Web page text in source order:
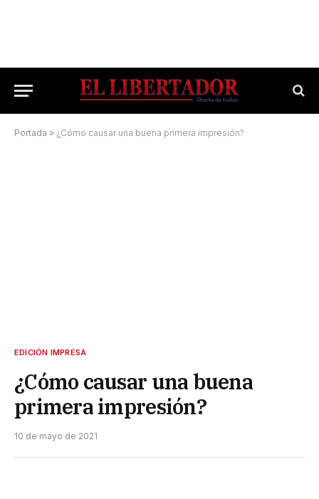
Portada » ¿Cómo causar una buena primera impresión?
EDICIÓN IMPRESA
¿Cómo causar una buena
primera impresión?
10 de mayo de 2021